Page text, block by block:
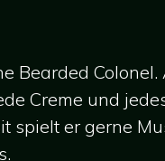
Bearded
Creme und
spielt er gerne